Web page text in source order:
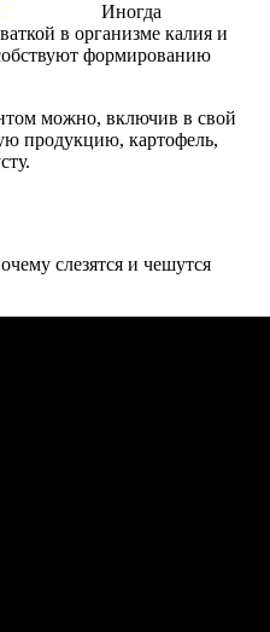
Иногда
в организме калия и
формированию
можно, включив в свой
продукцию, картофель,
слезятся и чешутся